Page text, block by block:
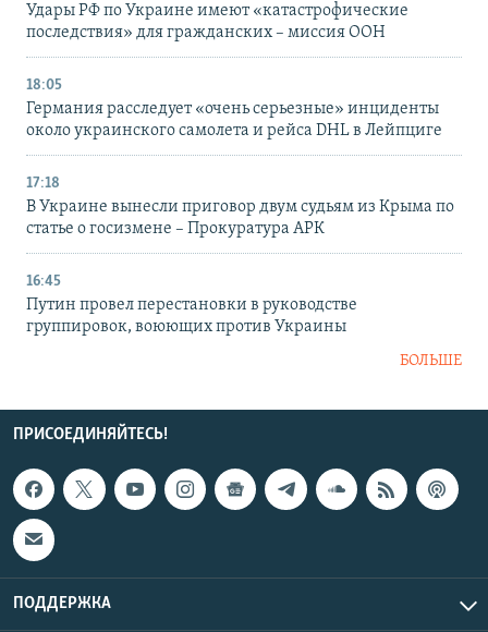
Удары РФ по Украине имеют «катастрофические
последствия» для гражданских – миссия ООН
18:05
Германия расследует «очень серьезные» инциденты
около украинского самолета и рейса DHL в Лейпциге
17:18
В Украине вынесли приговор двум судьям из Крыма по
статье о госизмене – Прокуратура АРК
16:45
Путин провел перестановки в руководстве
группировок, воюющих против Украины
БОЛЬШЕ
ПРИСОЕДИНЯЙТЕСЬ!
ПОДДЕРЖКА